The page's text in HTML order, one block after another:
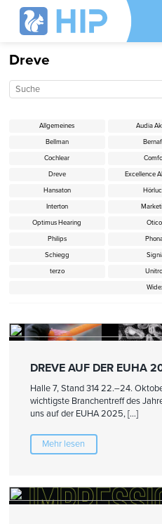
Dreve
DREVE AUF DER EUHA
Halle 7, Stand 314 22.–24.
wichtigste Branchentreff des
uns auf der EUHA 2025, […]
Mehr lesen
Allgemeines Audia
Bellman
Cochlear
Dreve
Excellence
Hansaton
Interton
Optimus Hearing
Philips
Schiegg
terzo